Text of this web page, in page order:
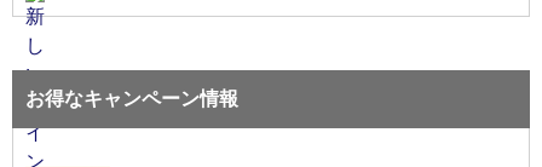
お得なキャンペーン情報